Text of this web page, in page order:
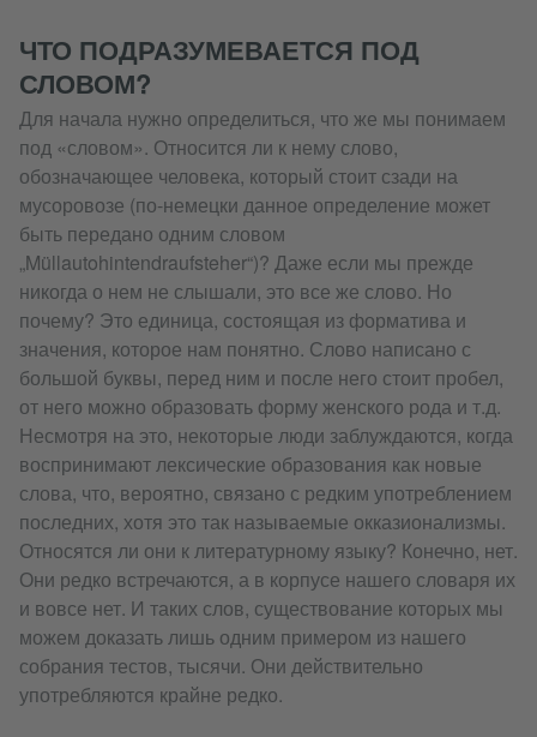
ЧТО ПОДРАЗУМЕВАЕТСЯ ПОД
СЛОВОМ?
Для начала нужно определиться, что же мы понимаем
под «словом». Относится ли к нему слово,
обозначающее человека, который стоит сзади на
мусоровозе (по-немецки данное определение может
быть передано одним словом
„Müllautohintendraufsteher“)? Даже если мы прежде
никогда о нем не слышали, это все же слово. Но
почему? Это единица, состоящая из форматива и
значения, которое нам понятно. Слово написано с
большой буквы, перед ним и после него стоит пробел,
от него можно образовать форму женского рода и т.д.
Несмотря на это, некоторые люди заблуждаются, когда
воспринимают лексические образования как новые
слова, что, вероятно, связано с редким употреблением
последних, хотя это так называемые окказионализмы.
Относятся ли они к литературному языку? Конечно, нет.
Они редко встречаются, а в корпусе нашего словаря их
и вовсе нет. И таких слов, существование которых мы
можем доказать лишь одним примером из нашего
собрания тестов, тысячи. Они действительно
употребляются крайне редко.